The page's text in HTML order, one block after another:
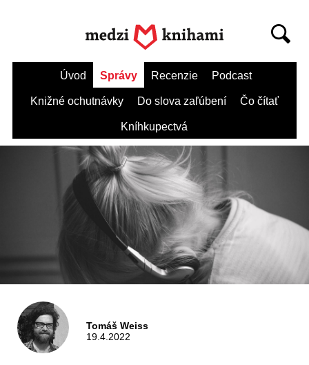
Úvod Správy Recenzie Podcast
Knižné ochutnávky Do slova zaľúbení Čo čítať
Kníhkupectvá
Tomáš Weiss
19.4.2022